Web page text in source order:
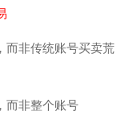
而非传统账号买卖荒
而非整个账号